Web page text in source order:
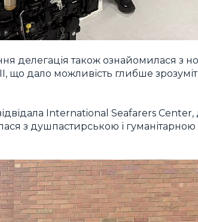
делегація також ознайомилася
що дало можливість глибше
International Seafarers Center,
з душпастирською і